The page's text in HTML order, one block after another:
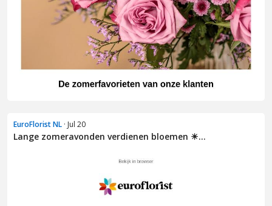
EuroFlorist NL · Jul 20
Lange zomeravonden verdienen bloemen ☀...